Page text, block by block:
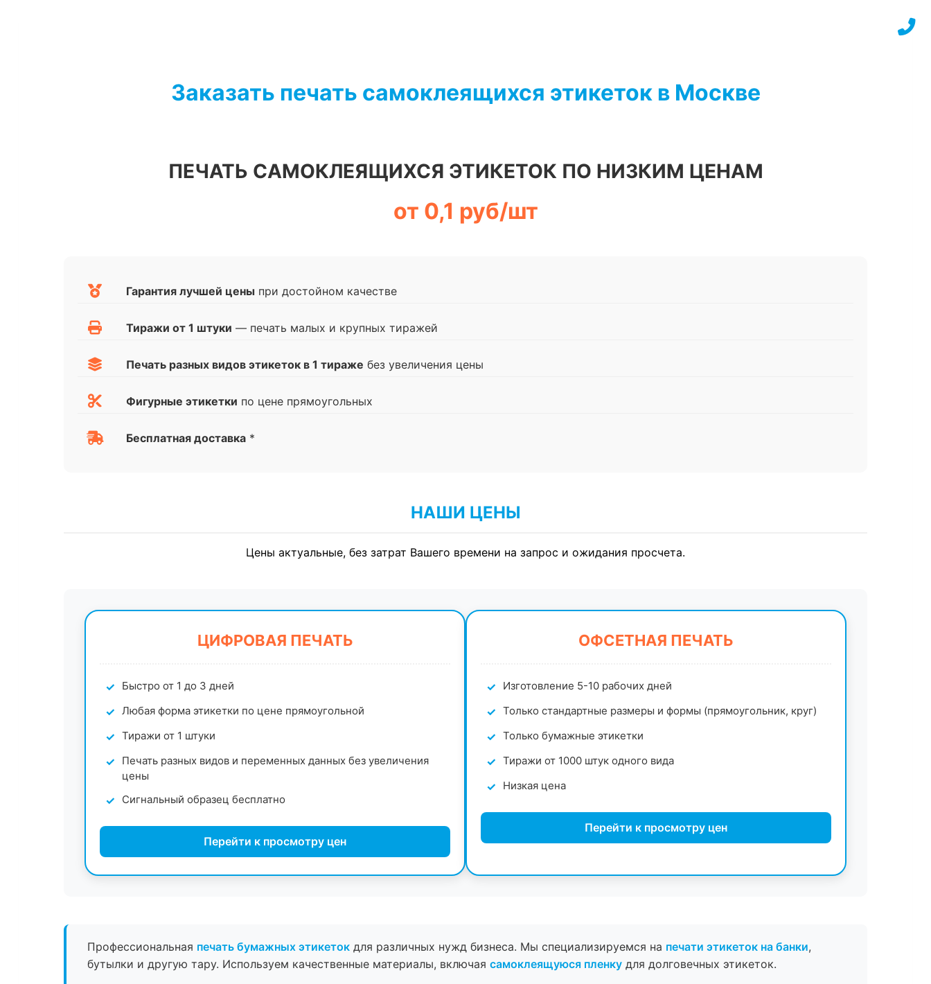
Заказать печать самоклеящихся этикеток в Москве
ПЕЧАТЬ САМОКЛЕЯЩИХСЯ ЭТИКЕТОК ПО НИЗКИМ ЦЕНАМ
от 0,1 руб/шт
Гарантия лучшей цены при достойном качестве
Тиражи от 1 штуки — печать малых и крупных тиражей
Печать разных видов этикеток в 1 тираже без увеличения цены
Фигурные этикетки по цене прямоугольных
Бесплатная доставка *
НАШИ ЦЕНЫ
Цены актуальные, без затрат Вашего времени на запрос и ожидания просчета.
ЦИФРОВАЯ ПЕЧАТЬ
Быстро от 1 до 3 дней
Любая форма этикетки по цене прямоугольной
Тиражи от 1 штуки
Печать разных видов и переменных данных без увеличения
цены
Сигнальный образец бесплатно
Перейти к просмотру цен
ОФСЕТНАЯ ПЕЧАТЬ
Изготовление 5-10 рабочих дней
Только стандартные размеры и формы (прямоугольник, круг)
Только бумажные этикетки
Тиражи от 1000 штук одного вида
Низкая цена
Перейти к просмотру цен
Профессиональная печать бумажных этикеток для различных нужд бизнеса. Мы специализируемся на печати этикеток на банки,
бутылки и другую тару. Используем качественные материалы, включая самоклеящуюся пленку для долговечных этикеток.